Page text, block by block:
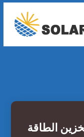
الطاقة